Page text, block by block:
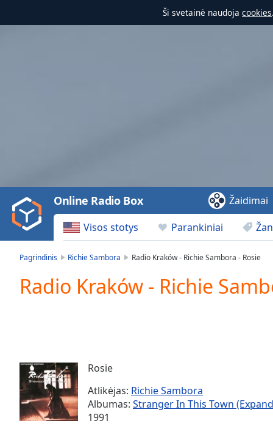
Ši svetainė naudoja cookies
Video
Play
Backward
Skip
Current
Time0:00
Stream
TypeLIVE
Seek to
currently
Visos stotys Parankiniai
Online Radio Box Žaidimai
Pagrindinis Richie Sambora Radio Kraków - Richie Sambora - Rosie
Radio Kraków - Richie
Rosie
Atlikėjas: Richie Sambora
Albumas: Stranger In This Town
1991